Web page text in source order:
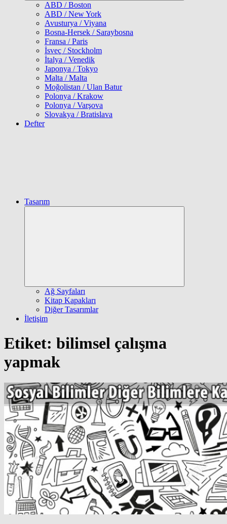
ABD / Boston
ABD / New York
Avusturya / Viyana
Bosna-Hersek / Saraybosna
Fransa / Paris
İsveç / Stockholm
İtalya / Venedik
Japonya / Tokyo
Malta / Malta
Moğolistan / Ulan Batur
Polonya / Krakow
Polonya / Varşova
Slovakya / Bratislava
Defter
Tasarım
Ağ Sayfaları
Kitap Kapakları
Diğer Tasarımlar
İletişim
Etiket: bilimsel çalışma
yapmak